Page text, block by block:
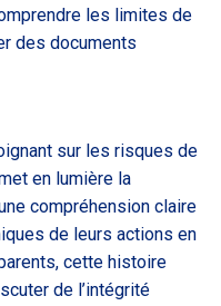
les limites de
des documents
sur les risques de
en lumière la
compréhension claire
de leurs actions en
cette histoire
de l’intégrité